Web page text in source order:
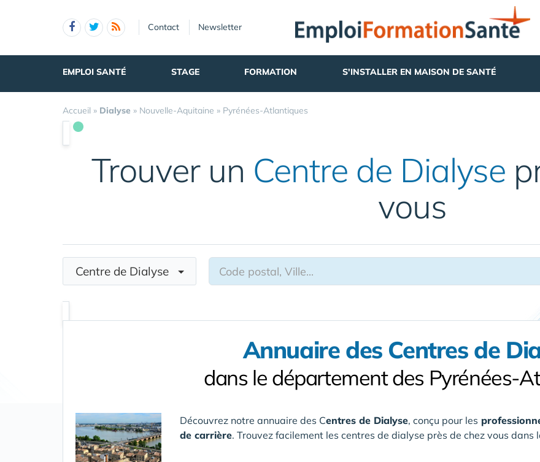
Contact Newsletter
EMPLOI SANTÉ STAGE FORMATION S'INSTALLER EN MAISON DE SANTÉ
Accueil » Dialyse » Nouvelle-Aquitaine » Pyrénées-Atlantiques
Trouver un Centre de Dialyse
vous
Centre de Dialyse
Annuaire des Centres de
dans le département des Pyrénées-
Découvrez notre annuaire des Centres de Dialyse, conçu pour les
de carrière. Trouvez facilement les centres de dialyse près de chez vous dans